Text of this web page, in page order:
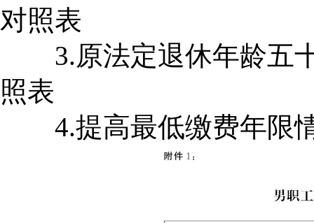
对照表
3.原法定退休年龄五十
照表
4.提高最低缴费年限